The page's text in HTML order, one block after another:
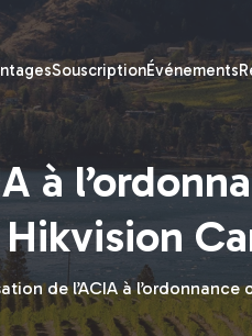
SouscriptionÉvénements
à
de l’ACIA à